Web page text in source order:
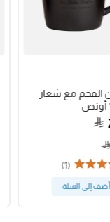
الفحم مع شعار
(1)